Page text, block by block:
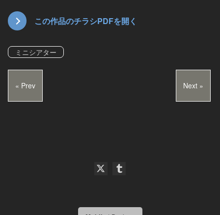
この作品のチラシPDFを開く
ミニシアター
« Prev Next »